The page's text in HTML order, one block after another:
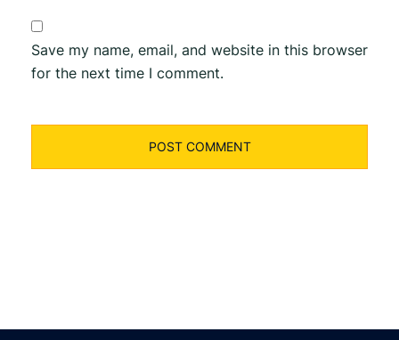
Save my name, email, and website in this browser
for the next time I comment.